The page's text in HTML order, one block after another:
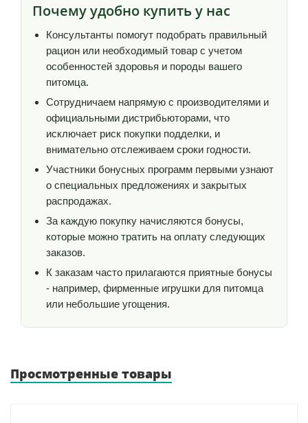
Почему удобно купить у нас
Консультанты помогут подобрать правильный
рацион или необходимый товар с учетом
особенностей здоровья и породы вашего
питомца.
Сотрудничаем напрямую с производителями и
официальными дистрибьюторами, что
исключает риск покупки подделки, и
внимательно отслеживаем сроки годности.
Участники бонусных программ первыми узнают
о специальных предложениях и закрытых
распродажах.
За каждую покупку начисляются бонусы,
которые можно тратить на оплату следующих
заказов.
К заказам часто прилагаются приятные бонусы
- например, фирменные игрушки для питомца
или небольшие угощения.
Просмотренные товары